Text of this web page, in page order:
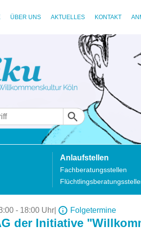
ÜBER UNS AKTUELLES KONTAKT
Anlaufstellen
Fachberatungsstellen
- 18:00 Uhr Folgetermine
der Initiative